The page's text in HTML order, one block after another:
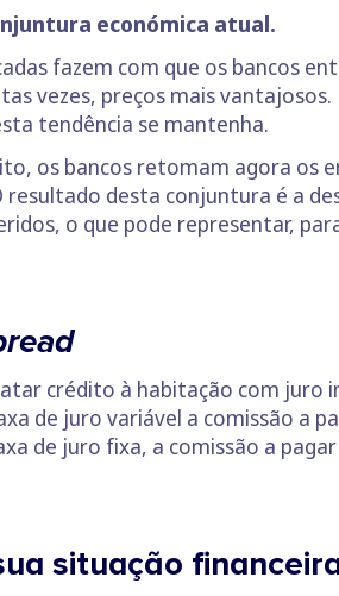
económica atual.
fazem com que os bancos
vezes, preços mais
tendência se mantenha.
os bancos retomam agora os
desta conjuntura é a
o que pode representar,
crédito à habitação com juro
de juro variável a comissão a
de juro fixa, a comissão a
situação